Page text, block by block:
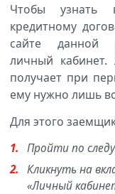
Чтобы узнать
кредитному
сайте данной
личный
получает при
ему нужно лишь
Для этого
Пройти по
Кликнуть на
«Личный